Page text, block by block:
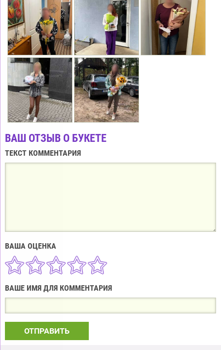
ВАШ ОТЗЫВ О БУКЕТЕ
ТЕКСТ КОММЕНТАРИЯ
ВАША ОЦЕНКА
ВАШЕ ИМЯ ДЛЯ КОММЕНТАРИЯ
ОТПРАВИТЬ